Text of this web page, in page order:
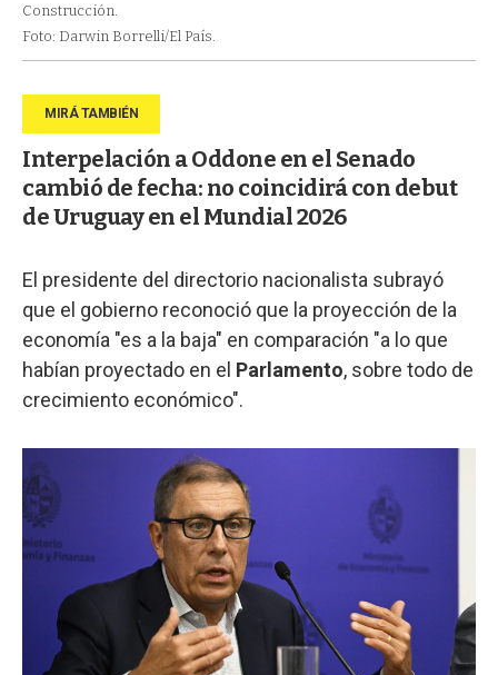
Construcción.
Foto: Darwin Borrelli/El País.
Interpelación a Oddone en el Senado
cambió de fecha: no coincidirá con debut
de Uruguay en el Mundial 2026
El presidente del directorio nacionalista subrayó
que el gobierno reconoció que la proyección de la
economía "es a la baja" en comparación "a lo que
habían proyectado en el Parlamento, sobre todo de
crecimiento económico".